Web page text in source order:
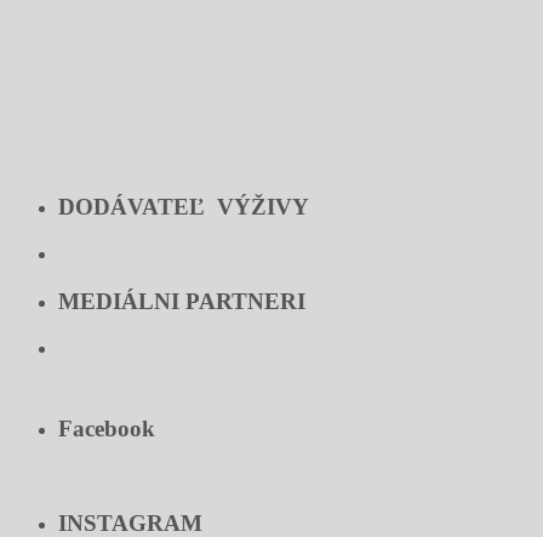
DODÁVATEĽ VÝŽIVY
MEDIÁLNI PARTNERI
Facebook
INSTAGRAM